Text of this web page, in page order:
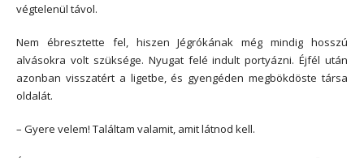
végtelenül távol.
Nem ébresztette fel, hiszen Jégrókának még mindig hosszú
alvásokra volt szüksége. Nyugat felé indult portyázni. Éjfél után
azonban visszatért a ligetbe, és gyengéden megbökdöste társa
oldalát.
– Gyere velem! Találtam valamit, amit látnod kell.